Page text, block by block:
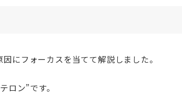
にフォーカスを当てて解説しました。
ロン”です。